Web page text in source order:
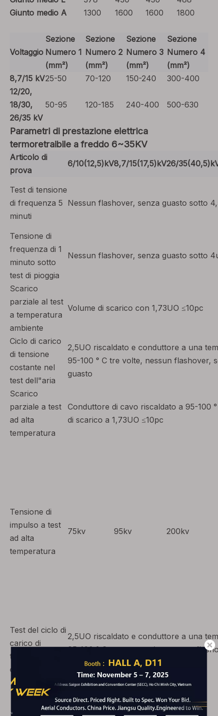
Giunto medio A
1300 1600 1600 1800
Voltaggio
Sezione
Numero 1
(mm²)
Sezione
Numero 2
(mm²)
Sezione
Numero 3
(mm²)
Sezione
Numero 4
(mm²)
8,7/15 kV25-50 70-120 150-240
300-400
12/20,
18/30,
26/35 kV
50-95 120-185 240-400 500-630
Parametri di prestazione elettrica
termoretraibile a freddo 6~35KV
Articolo di
prova
6/10(12,5)kV8,7/15(17,5)kV26/
Test di tensione
di frequenza 5
minuti
Nessun flashover, senza guasto sotto
Tensione di
frequenza di 1
minuto sotto
test di pioggia
Nessun flashover, senza guasto sotto
Scarico
parziale al test
a temperatura
ambiente
Volume di scarico con 1,73UO ≤10pc
Ciclo di carico
di tensione
costante nel
test dell"aria
2,5UO riscaldato e conduttore a una
95-100 ° C tre volte, nessun flashover,
guasto
Scarico
parziale a test
ad alta
temperatura
Conduttore di cavo riscaldato a 95-100
di scarico a 1,73UO ≤10pc
Tensione di
impulso a test
ad alta
temperatura
75kv 95kv 200kv
Test del ciclo di
carico di
tensione
costante
2,5UO riscaldato e conduttore a una
95-100 ° C sessanta volte, nessun
rottura